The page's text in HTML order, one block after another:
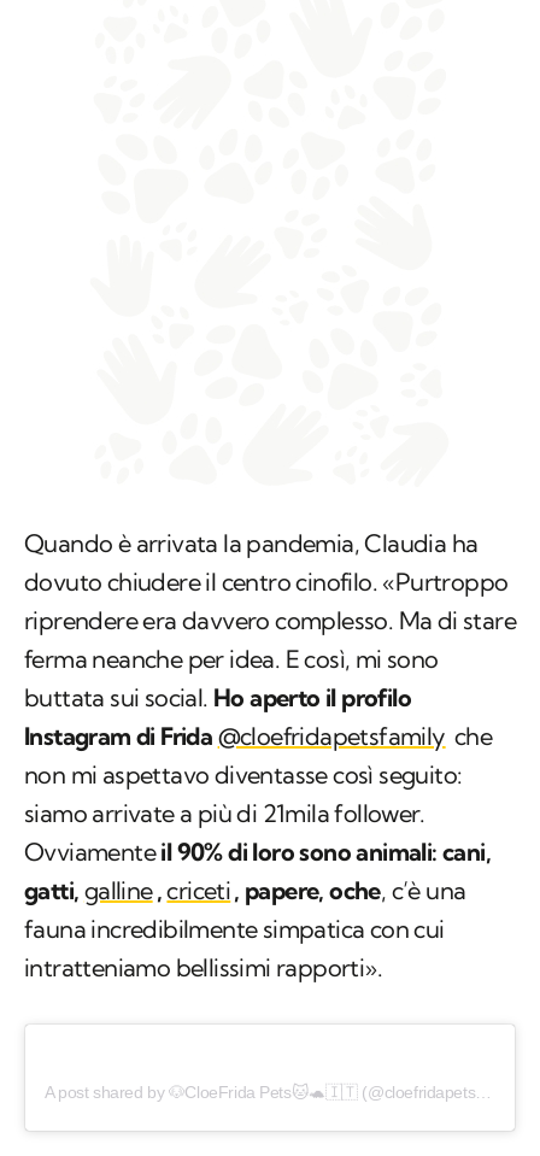
Quando è arrivata la pandemia, Claudia ha
dovuto chiudere il centro cinofilo. «Purtroppo
riprendere era davvero complesso. Ma di stare
ferma neanche per idea. E così, mi sono
buttata sui social. Ho aperto il profilo
Instagram di Frida @cloefridapetsfamily che
non mi aspettavo diventasse così seguito:
siamo arrivate a più di 21mila follower.
Ovviamenteil 90% di loro sono animali: cani,
gatti, galline,criceti, papere, oche, c’è una
fauna incredibilmente simpatica con cui
intratteniamo bellissimi rapporti».
A post shared by 🐶CloeFrida Pets🐱🐢🇮🇹 (@cloefridapetsfamily)